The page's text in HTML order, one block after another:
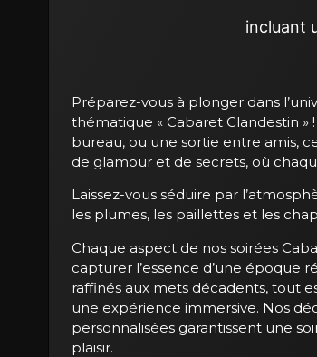
incluant
Préparez-vous à plonger dans
thématique « Cabaret Clandestin »
bureau, ou une sortie entre amis,
de glamour et de secrets, où
Laissez-vous séduire par
les plumes, les paillettes et les
Chaque aspect de nos soirées
capturer l’essence d’une époque
raffinés aux mets décadents, tout
une expérience immersive. Nos
personnalisées garantissent une
plaisir.